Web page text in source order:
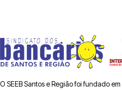
O SEEB Santos e Região foi fundado em